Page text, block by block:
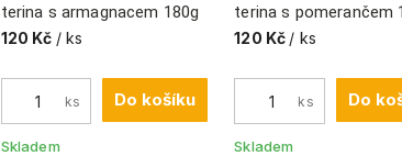
terina s armagnacem 180g
120 Kč / ks
ks Do košíku
Skladem
terina s pomerančem
120 Kč / ks
ks Do
Skladem